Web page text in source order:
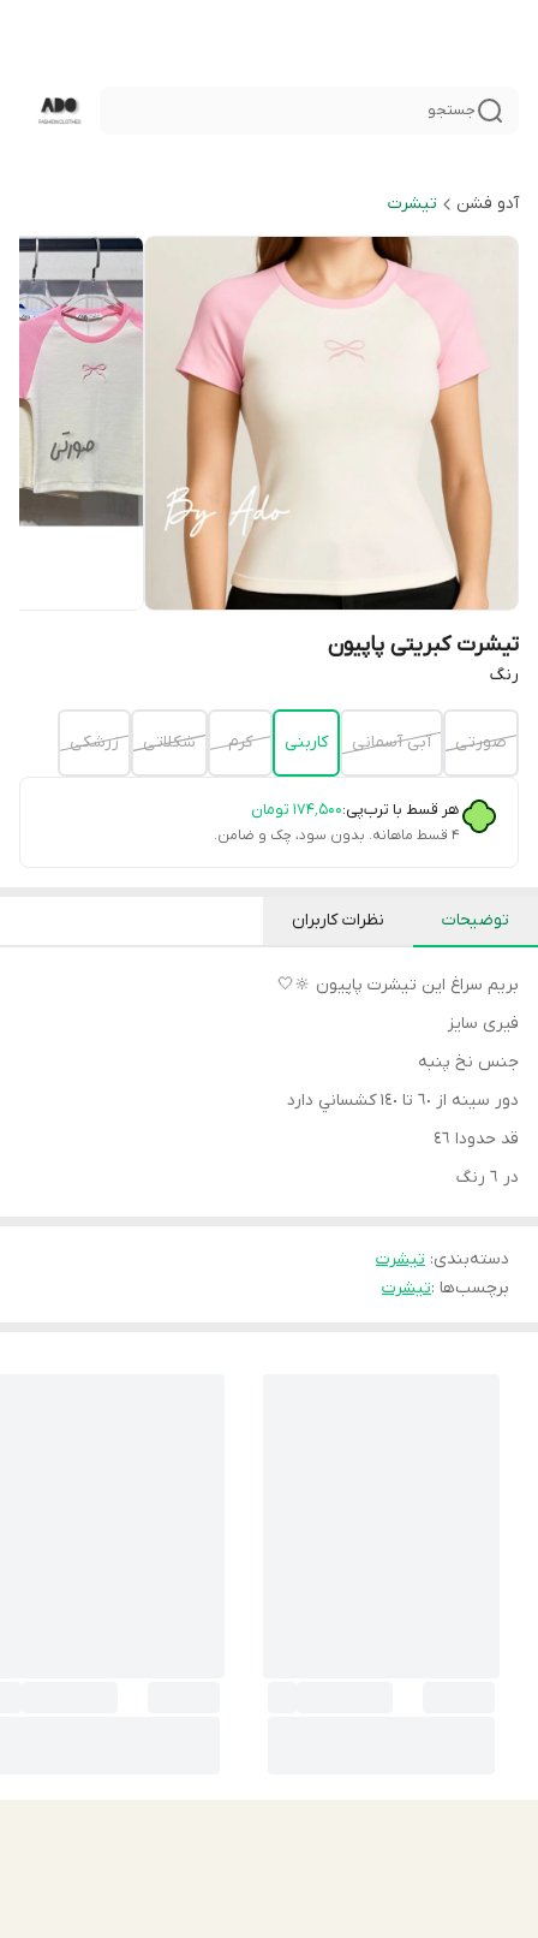
جستجو
آدو فشن تيشرت
تیشرت کبریتی پاپیون
رنگ
صورتى آبى آسمانى كاربنى كرم شكلاتى زرشكى
هر قسط با ترب‌پی:۱۷۴٬۵۰۰ تومان
۴ قسط ماهانه. بدون سود، چک و ضامن.
توضیحات نظرات کاربران
بريم سراغ اين تيشرت پاپيون 🔆🤍
فيرى سايز
جنس نخ پنبه
دور سينه از ٦٠ تا ١٤٠ كشساني دارد
قد حدودا ٤٦
در ٦ رنگ
دسته‌بندی: تيشرت
برچسب‌ها :تیشرت